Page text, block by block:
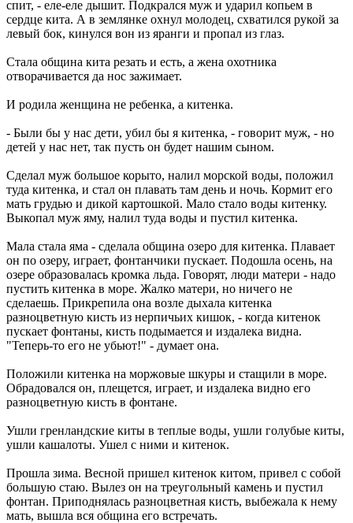
спит, - еле-еле дышит. Подкрался муж и ударил копьем в
сердце кита. А в землянке охнул молодец, схватился рукой за
левый бок, кинулся вон из яранги и пропал из глаз.
Стала община кита резать и есть, а жена охотника
отворачивается да нос зажимает.
И родила женщина не ребенка, а китенка.
- Были бы у нас дети, убил бы я китенка, - говорит муж, - но
детей у нас нет, так пусть он будет нашим сыном.
Сделал муж большое корыто, налил морской воды, положил
туда китенка, и стал он плавать там день и ночь. Кормит его
мать грудью и дикой картошкой. Мало стало воды китенку.
Выкопал муж яму, налил туда воды и пустил китенка.
Мала стала яма - сделала община озеро для китенка. Плавает
он по озеру, играет, фонтанчики пускает. Подошла осень, на
озере образовалась кромка льда. Говорят, люди матери - надо
пустить китенка в море. Жалко матери, но ничего не
сделаешь. Прикрепила она возле дыхала китенка
разноцветную кисть из нерпичьих кишок, - когда китенок
пускает фонтаны, кисть подымается и издалека видна.
"Теперь-то его не убьют!" - думает она.
Положили китенка на моржовые шкуры и стащили в море.
Обрадовался он, плещется, играет, и издалека видно его
разноцветную кисть в фонтане.
Ушли гренландские киты в теплые воды, ушли голубые киты,
ушли кашалоты. Ушел с ними и китенок.
Прошла зима. Весной пришел китенок китом, привел с собой
большую стаю. Вылез он на треугольный камень и пустил
фонтан. Приподнялась разноцветная кисть, выбежала к нему
мать, вышла вся община его встречать.